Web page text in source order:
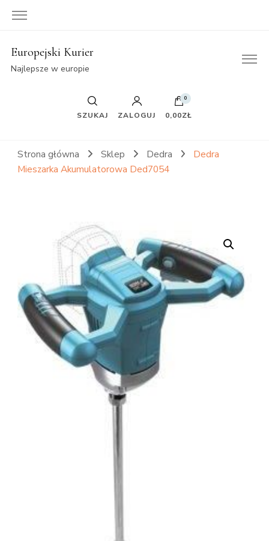
Europejski Kurier
Najlepsze w europie
SZUKAJ ZALOGUJ
0
0,00ZŁ
Strona główna Sklep Dedra
Dedra
Mieszarka Akumulatorowa Ded7054